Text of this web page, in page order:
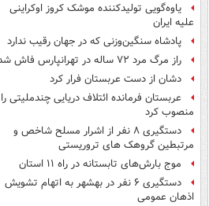
یاوه‌گویی تولیدکننده موشک کروز اوکراینی
علیه ایران
پادشاه سنگین‌وزنی که در جهان رقیب ندارد
راز مرگ مرد ۷۲ ساله در تهرانپارس فاش شد
دشان از دست عربستان فرار کرد
عربستان فرمانده ائتلاف دریایی چندملیتی را
منصوب کرد
دستگیری ۸ نفر از اشرار مسلح شاخص و
مرتبطین گروهک های تروریستی
موج بارش‌های تابستانه در راه ۱۱ استان
دستگیری ۶ نفر در بهشهر به اتهام تشویش
اذهان عمومی